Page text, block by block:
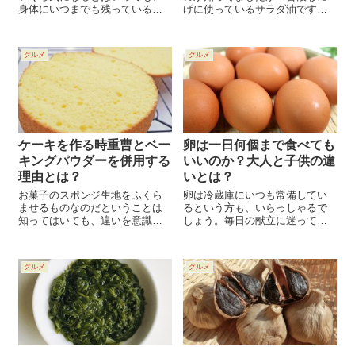
身体にいつまでも残っているわ
法などを知っておけば、いざと
いうとき役立つと思いません
か。今回は、そんなにんにくの
匂いの原因から食べ方の対処法
までをご紹介していきます。
げに使っているサラダ油です
の決まりがありました。そのサ
ラダ油の定義についてわかりや
すく解説して見たいと思いま
す。 また、なぜサ...
グルメ
ケーキを作る時重曹とベー
キングパウダーを併用する
理由とは？
お菓子のスポンジ生地をふくら
ませるものなのだということは
知ってはいても、違いを意識す
でしょうか。レシピには、どち
らか一方だけを使ったものや、
両方使ったものもあります。成
分が同じように思えても少しず
つ効果が違う、重曹とベーキン
グパウダーの使い方について紹
介します。
グルメ
卵は一日何個まで食べても
いいのか？大人と子供の違
いとは？
卵は冷蔵庫にいつも常備してい
るという方も、いらっしゃるで
しょう。毎日の献立に迷ってし
一品が出来上がり、とても重宝
しますよね。 ところでこの卵で
すが、一日何個までなら、食べ
ても平気なので...
グルメ グルメ